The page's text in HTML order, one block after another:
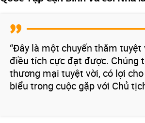
“Đây là một chuyến thăm
điều tích cực đạt được. Chúng
thương mại tuyệt vời, có lợi
biểu trong cuộc gặp với Chủ